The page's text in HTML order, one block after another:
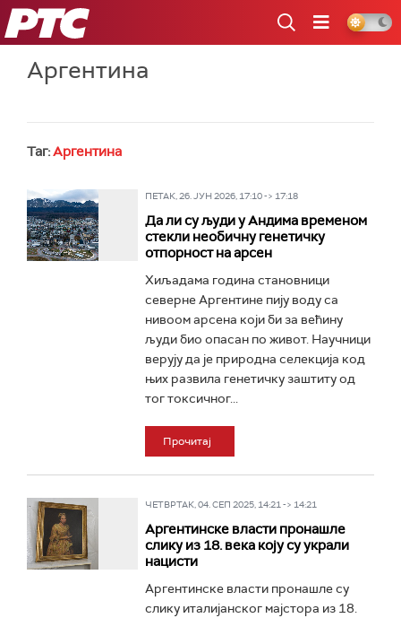
РТС
Аргентина
Таг:Аргентина
ПЕТАК, 26. ЈУН 2026, 17:10 -> 17:18
Да ли су људи у Андима временом
стекли необичну генетичку
отпорност на арсен
Хиљадама година становници
северне Аргентине пију воду са
нивоом арсена који би за већину
људи био опасан по живот. Научници
верују да је природна селекција код
њих развила генетичку заштиту од
тог токсичног...
Прочитај
ЧЕТВРТАК, 04. СЕП 2025, 14:21 -> 14:21
Аргентинске власти пронашле
слику из 18. века коју су украли
нацисти
Аргентинске власти пронашле су
слику италијанског мајстора из 18.